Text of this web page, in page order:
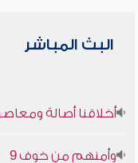
البث المباشر
أخلاقنا أصالة
وأمنهم من خوف 9